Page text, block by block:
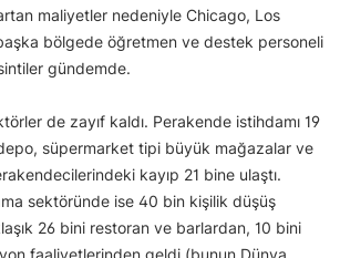
maliyetler nedeniyle Chicago, Los
bölgede öğretmen ve destek personeli
gündemde.
de zayıf kaldı. Perakende istihdamı 19
süpermarket tipi büyük mağazalar ve
kayıp 21 bine ulaştı.
sektöründe ise 40 bin kişilik düşüş
26 bini restoran ve barlardan, 10 bini